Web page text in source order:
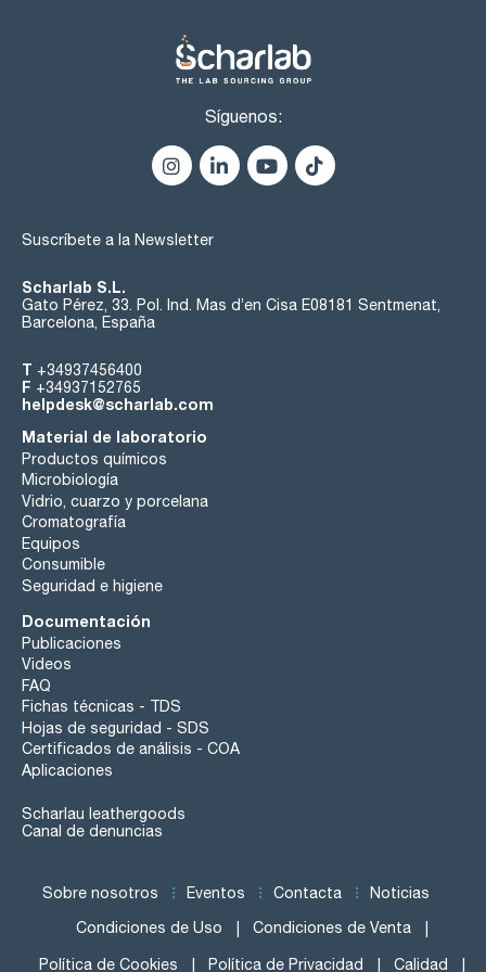
Síguenos:
Suscríbete a la Newsletter
Scharlab S.L.
Gato Pérez, 33. Pol. Ind. Mas d’en Cisa E08181 Sentmenat,
Barcelona, España
T +34937456400
F +34937152765
helpdesk@scharlab.com
Material de laboratorio
Productos químicos
Microbiología
Vidrio, cuarzo y porcelana
Cromatografía
Equipos
Consumible
Seguridad e higiene
Documentación
Publicaciones
Videos
FAQ
Fichas técnicas - TDS
Hojas de seguridad - SDS
Certificados de análisis - COA
Aplicaciones
Scharlau leathergoods
Canal de denuncias
Sobre nosotros Eventos Contacta Noticias
Condiciones de Uso Condiciones de Venta
Política de Cookies Política de Privacidad Calidad